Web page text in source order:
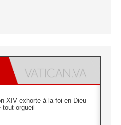
XIV exhorte à la foi en Dieu
tout orgueil